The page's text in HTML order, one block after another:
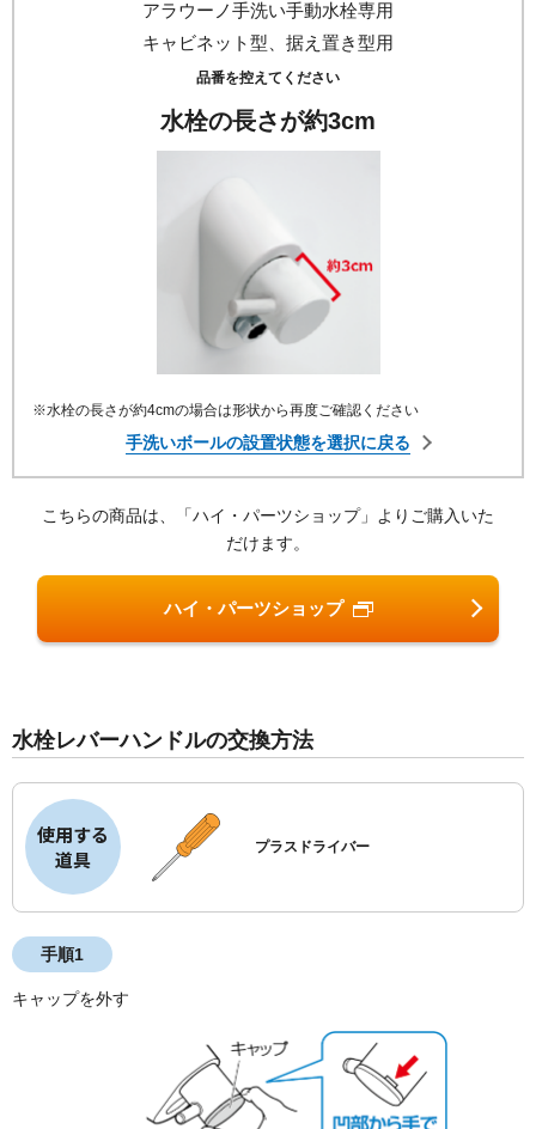
アラウーノ手洗い手動水栓専用
キャビネット型、据え置き型用
品番を控えてください
水栓の長さが約3cm
※水栓の長さが約4cmの場合は形状から再度ご確認ください
手洗いボールの設置状態を選択に戻る
こちらの商品は、「ハイ・パーツショップ」よりご購入いた
だけます。
ハイ・パーツショップ
水栓レバーハンドルの交換方法
使用する
道具
プラスドライバー
手順1
キャップを外す